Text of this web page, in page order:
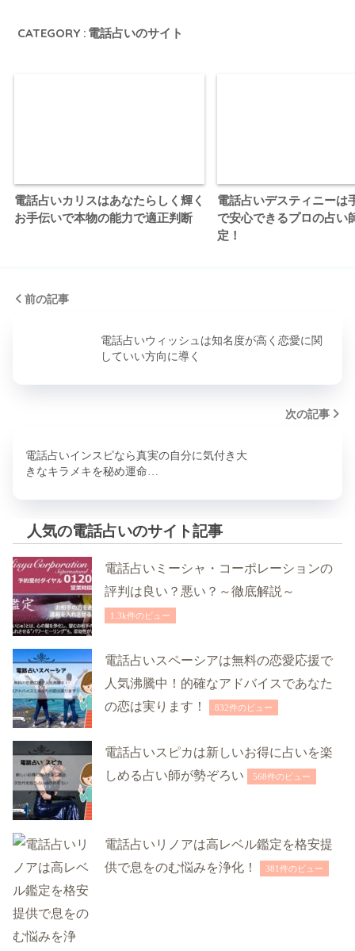
CATEGORY : 電話占いのサイト
電話占いカリスはあなたらしく輝く
お手伝いで本物の能力で適正判断
電話占いデスティニーは
で安心できるプロの占い
定！
前の記事
電話占いウィッシュは知名度が高く恋愛に関
していい方向に導く
次の記事
電話占いインスピなら真実の自分に気付き大
きなキラメキを秘め運命…
人気の電話占いのサイト記事
電話占いミーシャ・コーポレーションの
評判は良い？悪い？～徹底解説～
1.3k件のビュー
電話占いスペーシアは無料の恋愛応援で
人気沸騰中！的確なアドバイスであなた
の恋は実ります！
832件のビュー
電話占いスピカは新しいお得に占いを楽
しめる占い師が勢ぞろい
568件のビュー
電話占いリノアは高レベル鑑定を格安提
供で息をのむ悩みを浄化！
381件のビュー